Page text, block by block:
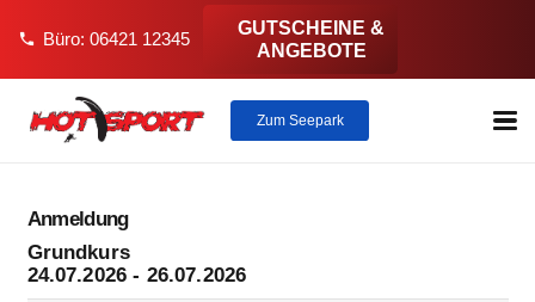
phone Büro: 06421 12345
GUTSCHEINE &
ANGEBOTE
Zum Seepark
Anmeldung
Grundkurs
24.07.2026 - 26.07.2026